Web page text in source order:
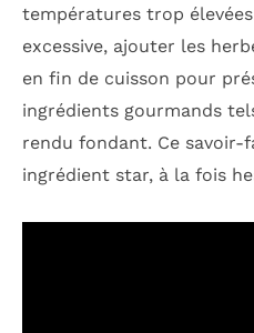
températures trop
excessive, ajouter les
en fin de cuisson pour
ingrédients gourmands
rendu fondant. Ce
ingrédient star, à la fois